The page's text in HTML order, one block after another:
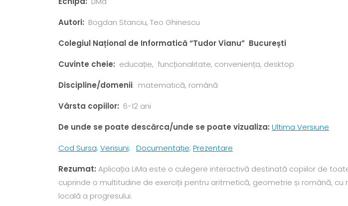
Autori: Bogdan Stanciu, Teo Ghinescu
Colegiul Național de Informatică“Tudor Vianu” București
Cuvinte cheie: educație, funcționalitate, conveniența, desktop
Discipline/domenii: matematică, română
Vârsta copiilor: 6-12 ani
De unde se poate descărca/unde se poate vizualiza: Ultima Versiune
Cod Sursa; Verisuni; Documentație; Prezentare
Rezumat: Aplicația LiMa este o culegere interactivă destinată copiilor de
cuprinde o multitudine de exerciții pentru aritmetică, geometrie și română,
locală a progresului.